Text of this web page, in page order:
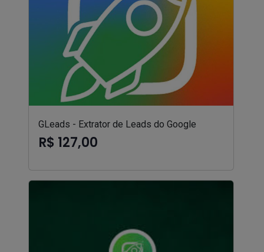
GLeads - Extrator de Leads do Google
R$ 127,00